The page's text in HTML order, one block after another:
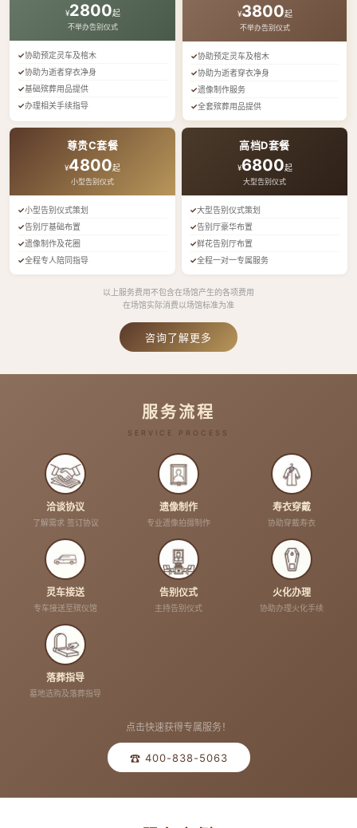
¥2800起
不举办告别仪式
协助预定灵车及棺木
协助为逝者穿衣净身
基础殡葬用品提供
办理相关手续指导
¥3800起
不举办告别仪式
协助预定灵车及棺木
协助为逝者穿衣净身
遗像制作服务
全套殡葬用品提供
尊贵C套餐
¥4800起
小型告别仪式
小型告别仪式策划
告别厅基础布置
遗像制作及花圈
全程专人陪同指导
高档D套餐
¥6800起
大型告别仪式
大型告别仪式策划
告别厅豪华布置
鲜花告别厅布置
全程一对一专属服务
以上服务费用不包含在场馆产生的各项费用
在场馆实际消费以场馆标准为准
咨询了解更多
服务流程
SERVICE PROCESS
洽谈协议
了解需求 签订协议
遗像制作
专业遗像拍摄制作
寿衣穿戴
协助穿戴寿衣
灵车接送
专车接送至殡仪馆
告别仪式
主持告别仪式
火化办理
协助办理火化手续
落葬指导
墓地选购及落葬指导
点击快速获得专属服务！
☎ 400-838-5063